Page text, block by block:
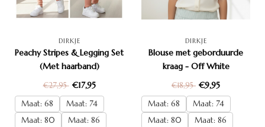
DIRKJE
Peachy Stripes & Legging Set
(Met haarband)
€27,95 €17,95
Maat: 68
Maat: 74
Maat: 80
Maat: 86
DIRKJE
Blouse met geborduurde
kraag - Off White
€18,95 €9,95
Maat: 68
Maat: 74
Maat: 80
Maat: 86